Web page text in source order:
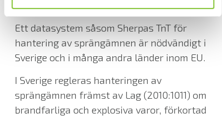
Om Sherpas TnT
Ett datasystem såsom Sherpas TnT för
hantering av sprängämnen är nödvändigt i
Sverige och i många andra länder inom EU.
I Sverige regleras hanteringen av
sprängämnen främst av Lag (2010:1011) om
brandfarliga och explosiva varor, förkortad